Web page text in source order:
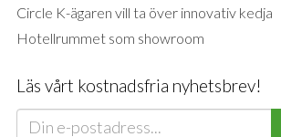
Circle K-ägaren vill ta över innovativ kedja
Hotellrummet som showroom
Läs vårt kostnadsfria nyhetsbrev!